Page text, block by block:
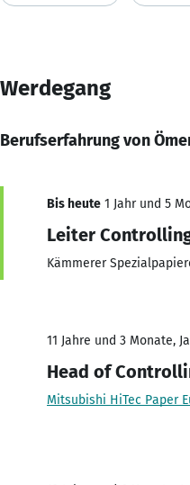
Werdegang
Berufserfahrung von
Bis heute 1 Jahr und 5
Leiter
Kämmerer
11 Jahre und 3 Monate,
Head of
Mitsubishi HiTec Paper